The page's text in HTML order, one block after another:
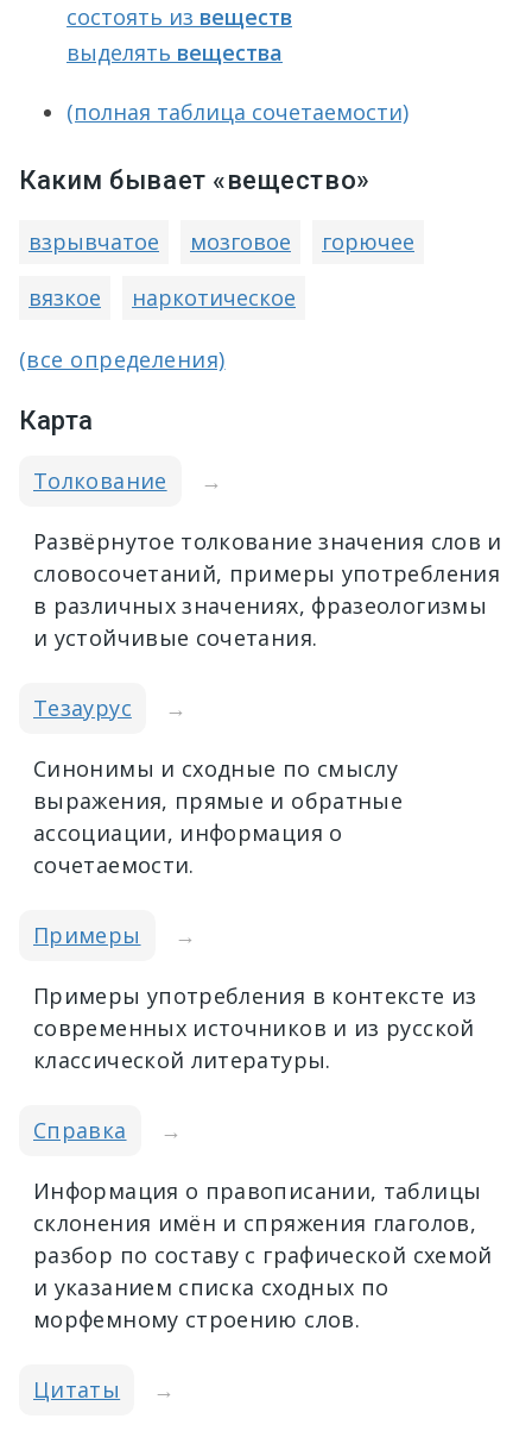
состоять из веществ
выделять вещества
(полная таблица сочетаемости)
Каким бывает «вещество»
взрывчатое мозговое
горючее
вязкое
наркотическое
(все определения)
Карта
Толкование →
Развёрнутое толкование значения слов и
словосочетаний, примеры употребления
в различных значениях, фразеологизмы
и устойчивые сочетания.
Тезаурус →
Синонимы и сходные по смыслу
выражения, прямые и обратные
ассоциации, информация о
сочетаемости.
Примеры →
Примеры употребления в контексте из
современных источников и из русской
классической литературы.
Справка →
Информация о правописании, таблицы
склонения имён и спряжения глаголов,
разбор по составу с графической схемой
и указанием списка сходных по
морфемному строению слов.
Цитаты →